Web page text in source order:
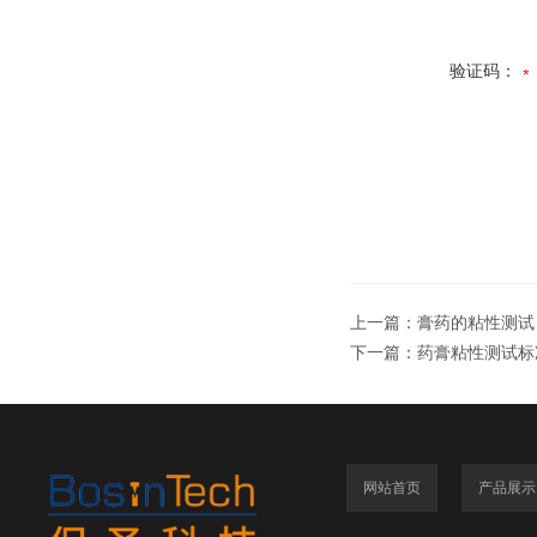
验证码：
上一篇： 膏药的粘性测试
下一篇： 药膏粘性测试
网站首页 产品展示